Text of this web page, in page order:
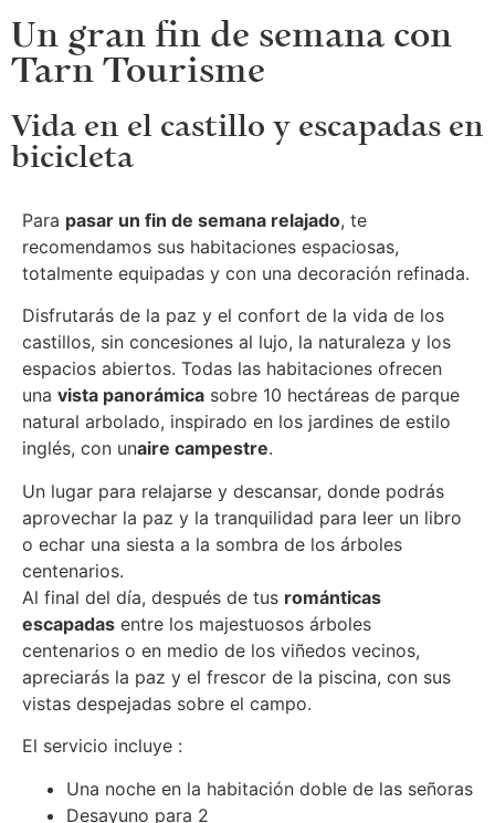
Un gran fin de semana con
Tarn Tourisme
Vida en el castillo y escapadas en
bicicleta
Para pasar un fin de semana relajado, te
recomendamos sus habitaciones espaciosas,
totalmente equipadas y con una decoración refinada.
Disfrutarás de la paz y el confort de la vida de los
castillos, sin concesiones al lujo, la naturaleza y los
espacios abiertos. Todas las habitaciones ofrecen
una vista panorámica sobre 10 hectáreas de parque
natural arbolado, inspirado en los jardines de estilo
inglés, con unaire campestre.
Un lugar para relajarse y descansar, donde podrás
aprovechar la paz y la tranquilidad para leer un libro
o echar una siesta a la sombra de los árboles
centenarios.
Al final del día, después de tus románticas
escapadas entre los majestuosos árboles
centenarios o en medio de los viñedos vecinos,
apreciarás la paz y el frescor de la piscina, con sus
vistas despejadas sobre el campo.
El servicio incluye :
Una noche en la habitación doble de las señoras
Desayuno para 2